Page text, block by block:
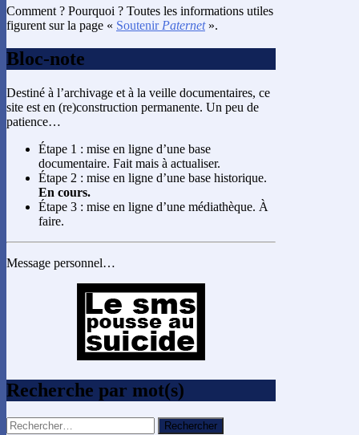
Comment ? Pourquoi ? Toutes les informations utiles
figurent sur la page « Soutenir Paternet».
Bloc-note
Destiné à l’archivage et à la veille documentaires, ce
site est en (re)construction permanente. Un peu de
patience…
Étape 1 : mise en ligne d’une base
documentaire. Fait mais à actualiser.
Étape 2 : mise en ligne d’une base historique.
En cours.
Étape 3 : mise en ligne d’une médiathèque. À
faire.
Message personnel…
Recherche par mot(s)
Rechercher :